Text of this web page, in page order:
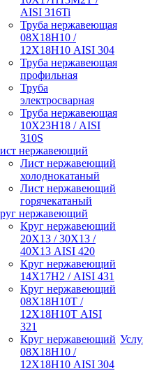
AISI 316Ti
Труба нержавеющая
08Х18Н10 /
12Х18Н10 AISI 304
Труба нержавеющая
профильная
Труба
электросварная
Труба нержавеющая
10Х23Н18 / AISI
310S
нержавеющий
Лист нержавеющий
холоднокатаный
Лист нержавеющий
горячекатаный
нержавеющий
Круг нержавеющий
20Х13 / 30Х13 /
40Х13 AISI 420
Круг нержавеющий
14Х17Н2 / AISI 431
Круг нержавеющий
08Х18Н10Т /
12Х18Н10Т AISI
321
Круг нержавеющий
08Х18Н10 /
12Х18Н10 AISI 304